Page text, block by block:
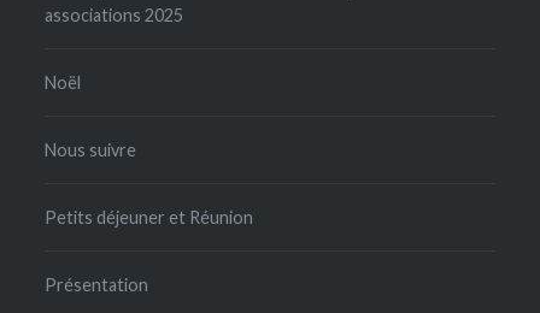
associations 2025
Noël
Nous suivre
Petits déjeuner et Réunion
Présentation